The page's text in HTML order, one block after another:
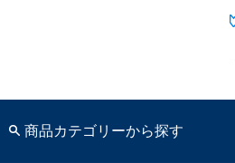
商品カテゴリーから探す